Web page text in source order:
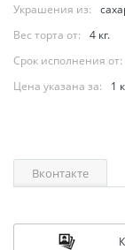
Украшения из:
Вес торта от:
4 кг.
Срок исполнения от:
Цена указана за:
1
Вконтакте